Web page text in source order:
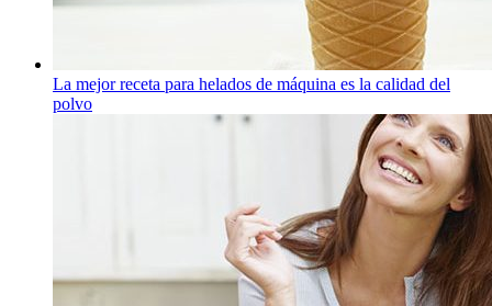
La mejor receta para helados de máquina es la calidad del
polvo